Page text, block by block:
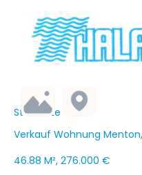
Startseite
Verkauf Wohnung
46.88 M², 276.000 €